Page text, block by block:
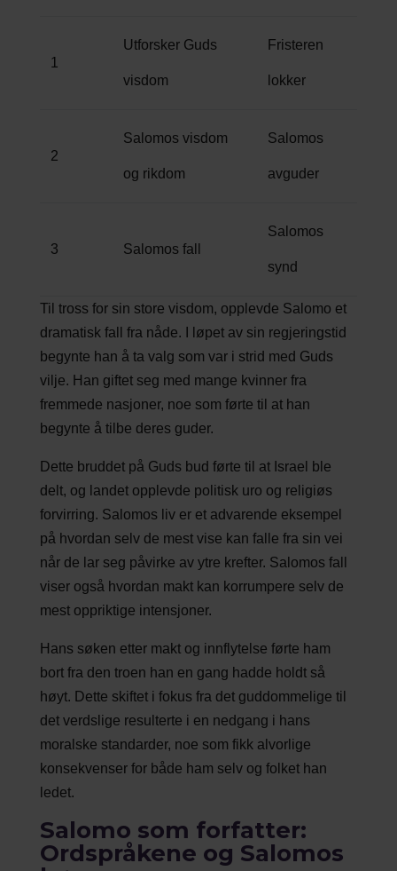
1
Utforsker Guds
visdom
Fristeren
lokker
2
Salomos visdom
og rikdom
Salomos
avguder
3 Salomos fall
Salomos
synd
Til tross for sin store visdom, opplevde Salomo et
dramatisk fall fra nåde. I løpet av sin regjeringstid
begynte han å ta valg som var i strid med Guds
vilje. Han giftet seg med mange kvinner fra
fremmede nasjoner, noe som førte til at han
begynte å tilbe deres guder.
Dette bruddet på Guds bud førte til at Israel ble
delt, og landet opplevde politisk uro og religiøs
forvirring. Salomos liv er et advarende eksempel
på hvordan selv de mest vise kan falle fra sin vei
når de lar seg påvirke av ytre krefter. Salomos fall
viser også hvordan makt kan korrumpere selv de
mest oppriktige intensjoner.
Hans søken etter makt og innflytelse førte ham
bort fra den troen han en gang hadde holdt så
høyt. Dette skiftet i fokus fra det guddommelige til
det verdslige resulterte i en nedgang i hans
moralske standarder, noe som fikk alvorlige
konsekvenser for både ham selv og folket han
ledet.
Salomo som forfatter:
Ordspråkene og Salomos